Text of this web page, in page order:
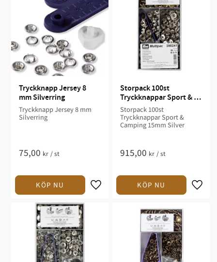
Tryckknapp Jersey 8
mm Silverring
Tryckknapp Jersey 8 mm
Silverring
75,00 kr /st
Storpack 100st
Tryckknappar Sport &
Camping 15mm Silver
Storpack 100st
Tryckknappar Sport &
Camping 15mm Silver
915,00 kr /st